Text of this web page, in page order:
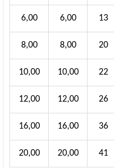
6,00 6,00 13
8,00 8,00 20
10,00 10,00 22
12,00 12,00 26
16,00 16,00 36
20,00 20,00 41